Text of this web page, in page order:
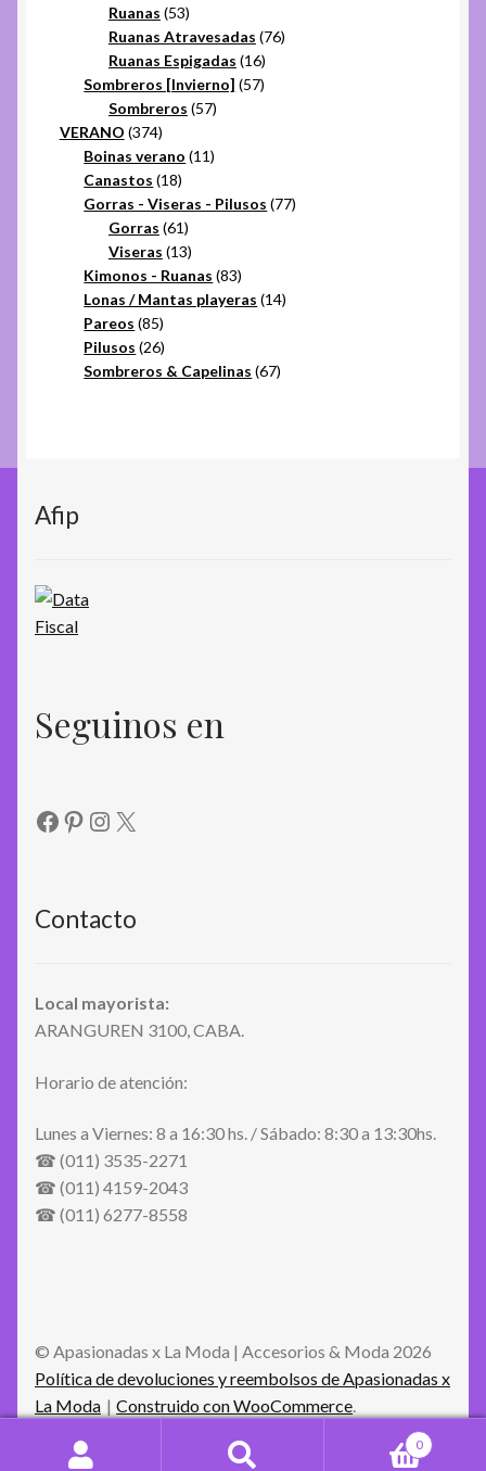
Ruanas 5353
productos
Ruanas Atravesadas 7676
Ruanas Espigadas 1616
productos
Sombreros [Invierno] 5757
Sombreros 5757
VERANO 374374
productos
Boinas verano 1111
Canastos 1818
productos
Gorras - Viseras - Pilusos 7777
Gorras 6161
productos
Viseras 1313
productos
Kimonos - Ruanas 8383
productos
Lonas / Mantas playeras 1414
Pareos 8585
productos
Pilusos 2626
productos
Sombreros & Capelinas 6767
Afip
Seguinos en
Facebook
Pinterest
Instagram
X
Contacto
Local mayorista:
ARANGUREN 3100, CABA.
Horario de atención:
Lunes a Viernes: 8 a 16:30 hs. / Sábado: 8:30 a 13:30hs.
☎ (011) 3535-2271
☎ (011) 4159-2043
☎ (011) 6277-8558
© Apasionadas x La Moda | Accesorios & Moda 2026
Política de devoluciones y reembolsos de Apasionadas x
La Moda
Construido con WooCommerce.
0